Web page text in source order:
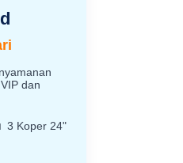
dan
3 Koper 24"